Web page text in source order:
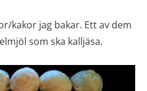
kakor jag bakar. Ett av dem
som ska kalljäsa.